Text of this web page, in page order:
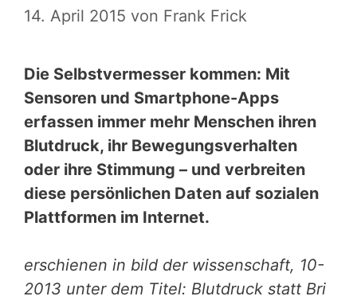
14. April 2015 von Frank Frick
Die Selbstvermesser kommen: Mit
Sensoren und Smartphone-Apps
erfassen immer mehr Menschen ihren
Blutdruck, ihr Bewegungsverhalten
oder ihre Stimmung – und verbreiten
diese persönlichen Daten auf sozialen
Plattformen im Internet.
erschienen in bild der wissenschaft, 10-
2013 unter dem Titel: Blutdruck statt Bri